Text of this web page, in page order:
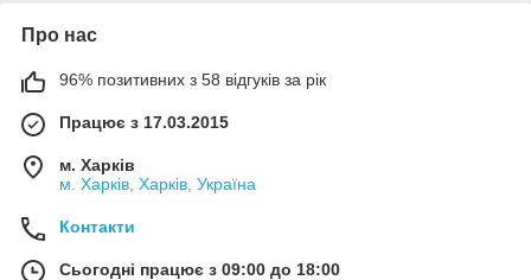
Про нас
96% позитивних з 58 відгуків за рік
Працює з 17.03.2015
м. Харків
м. Харків, Харків, Україна
Контакти
Сьогодні працює з 09:00 до 18:00